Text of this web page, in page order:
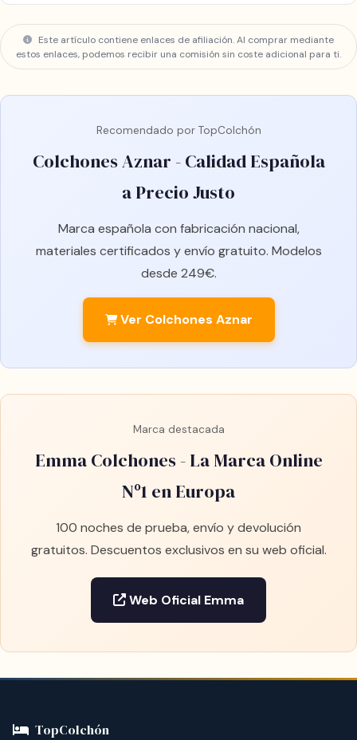
Este artículo contiene enlaces de afiliación. Al comprar mediante
estos enlaces, podemos recibir una comisión sin coste adicional para ti.
Recomendado por TopColchón
Colchones Aznar - Calidad Española
a Precio Justo
Marca española con fabricación nacional,
materiales certificados y envío gratuito. Modelos
desde 249€.
Ver Colchones Aznar
Marca destacada
Emma Colchones - La Marca Online
Nº1 en Europa
100 noches de prueba, envío y devolución
gratuitos. Descuentos exclusivos en su web oficial.
Web Oficial Emma
TopColchón